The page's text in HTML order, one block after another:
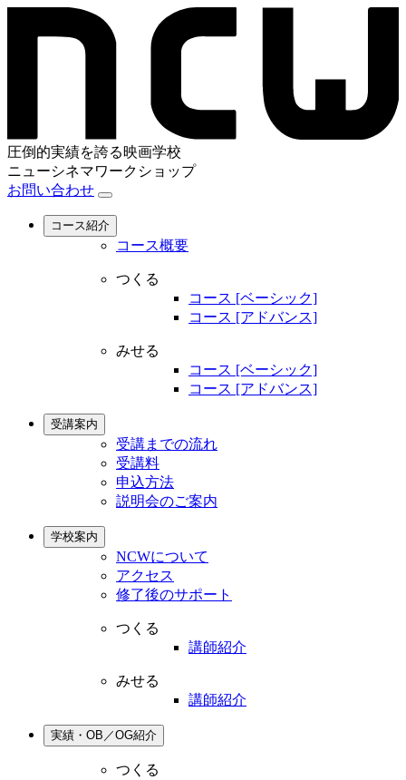
圧倒的実績を誇る映画学校
ニューシネマワークショップ
お問い合わせ
コース紹介
コース概要
つくる
コース [ベーシック]
コース [アドバンス]
みせる
コース [ベーシック]
コース [アドバンス]
受講案内
受講までの流れ
受講料
申込方法
説明会のご案内
学校案内
NCWについて
アクセス
修了後のサポート
つくる
講師紹介
みせる
講師紹介
実績・OB／OG紹介
つくる